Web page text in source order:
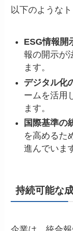
以下のような
ESG情報開
報の開示が
ます。
デジタル化
ームを活用
ます。
国際基準の
を高めるた
進んでいま
持続可能な